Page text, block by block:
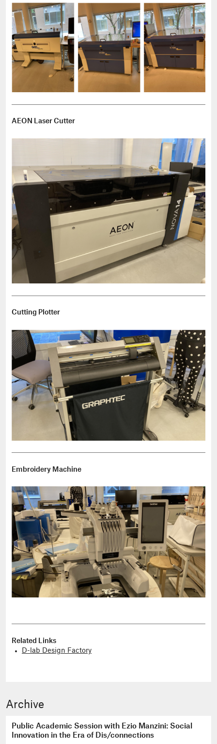
AEON Laser Cutter
Cutting Plotter
Embroidery Machine
Related Links
D-lab Design Factory
Archive
Public Academic Session with Ezio Manzini: Social
Innovation in the Era of Dis/connections